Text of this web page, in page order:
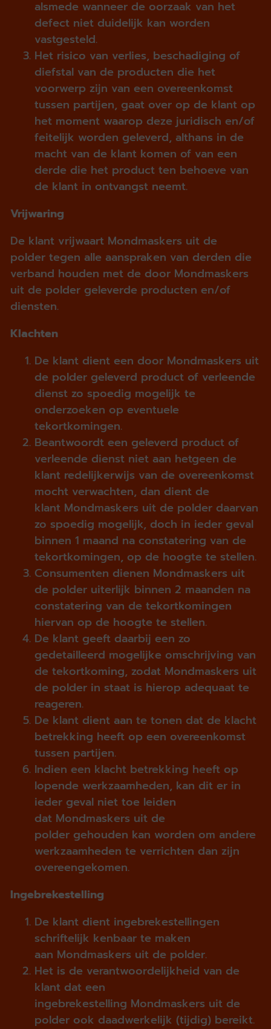
alsmede wanneer de oorzaak van het
defect niet duidelijk kan worden
vastgesteld.
Het risico van verlies, beschadiging of
diefstal van de producten die het
voorwerp zijn van een overeenkomst
tussen partijen, gaat over op de klant op
het moment waarop deze juridisch en/of
feitelijk worden geleverd, althans in de
macht van de klant komen of van een
derde die het product ten behoeve van
de klant in ontvangst neemt.
Vrijwaring
De klant vrijwaart Mondmaskers uit de
polder tegen alle aanspraken van derden die
verband houden met de door Mondmaskers
uit de polder geleverde producten en/of
diensten.
Klachten
De klant dient een door Mondmaskers uit
de polder geleverd product of verleende
dienst zo spoedig mogelijk te
onderzoeken op eventuele
tekortkomingen.
Beantwoordt een geleverd product of
verleende dienst niet aan hetgeen de
klant redelijkerwijs van de overeenkomst
mocht verwachten, dan dient de
klant Mondmaskers uit de polder daarvan
zo spoedig mogelijk, doch in ieder geval
binnen 1 maand na constatering van de
tekortkomingen, op de hoogte te stellen.
Consumenten dienen Mondmaskers uit
de polder uiterlijk binnen 2 maanden na
constatering van de tekortkomingen
hiervan op de hoogte te stellen.
De klant geeft daarbij een zo
gedetailleerd mogelijke omschrijving van
de tekort­koming, zodat Mondmaskers uit
de polder in staat is hierop adequaat te
reageren.
De klant dient aan te tonen dat de klacht
betrekking heeft op een overeenkomst
tussen partijen.
Indien een klacht betrekking heeft op
lopende werkzaamheden, kan dit er in
ieder geval niet toe leiden
dat Mondmaskers uit de
polder gehouden kan worden om andere
werkzaamheden te verrichten dan zijn
overeengekomen.
Ingebrekestelling
De klant dient ingebrekestellingen
schriftelijk kenbaar te maken
aan Mondmaskers uit de polder.
Het is de verantwoordelijkheid van de
klant dat een
ingebrekestelling Mondmaskers uit de
polder ook daadwerkelijk (tijdig) bereikt.